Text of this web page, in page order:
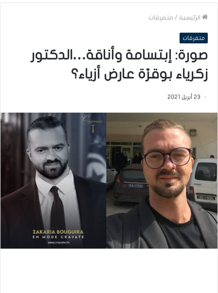
الرئيسية / متفرقات
متفرقات
صورة: إبتسامة وأناقة…الدكتور
زكرياء بوقرّة عارض أزياء؟
23 أبريل 2021